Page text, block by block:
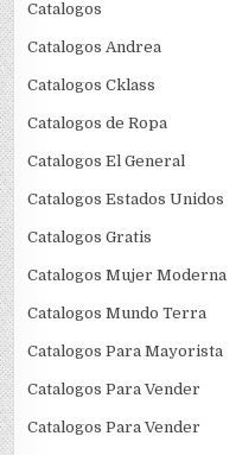
Catalogos
Catalogos Andrea
Catalogos Cklass
Catalogos de Ropa
Catalogos El General
Catalogos Estados Unidos
Catalogos Gratis
Catalogos Mujer Moderna
Catalogos Mundo Terra
Catalogos Para Mayorista
Catalogos Para Vender
Catalogos Para Vender